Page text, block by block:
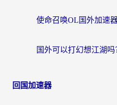
回国加速器